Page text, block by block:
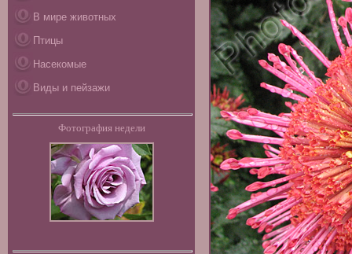
В мире животных
Птицы
Насекомые
Виды и пейзажи
Фотография недели